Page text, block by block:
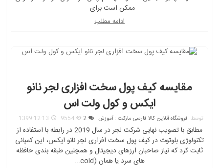
ممکن است برای...
ادامه مطلب
مقایسه کیف پول سخت افزاری لجر نانو
ایکس و کول ولت اس
توسط فروشگاه آنلاین کالا فارسی مارکت : آموزش 2
9554
1399-12-13
مطابق با تصویب نهایی شرکت لجر در سال 2019 در رابطه با استفاده از
تکنولوژی بلوتوث در کیف پول سخت افزاری لجر نانو ایکس، این کمپانی
ثابت کرد که نیاز صاحبان ارزهای دیجیتال و همچنین طبقه بندی حافظه
های سرد یا همان (cold...